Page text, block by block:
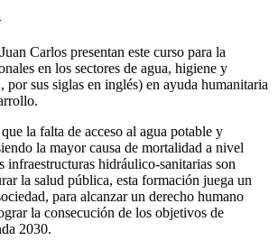
Carlos presentan este curso para la
en los sectores de agua, higiene y
por sus siglas en inglés) en ayuda humanitaria
la falta de acceso al agua potable y
la mayor causa de mortalidad a nivel
infraestructuras hidráulico-sanitarias son
la salud pública, esta formación juega un
para alcanzar un derecho humano
la consecución de los objetivos de
2030.